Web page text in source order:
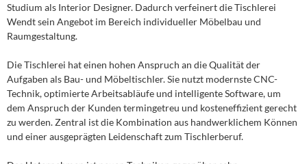
Studium als Interior Designer. Dadurch verfeinert die Tischlerei
Wendt sein Angebot im Bereich individueller Möbelbau und
Raumgestaltung.
Die Tischlerei hat einen hohen Anspruch an die Qualität der
Aufgaben als Bau- und Möbeltischler. Sie nutzt modernste CNC-
Technik, optimierte Arbeitsabläufe und intelligente Software, um
dem Anspruch der Kunden termingetreu und kosteneffizient gerecht
zu werden. Zentral ist die Kombination aus handwerklichem Können
und einer ausgeprägten Leidenschaft zum Tischlerberuf.